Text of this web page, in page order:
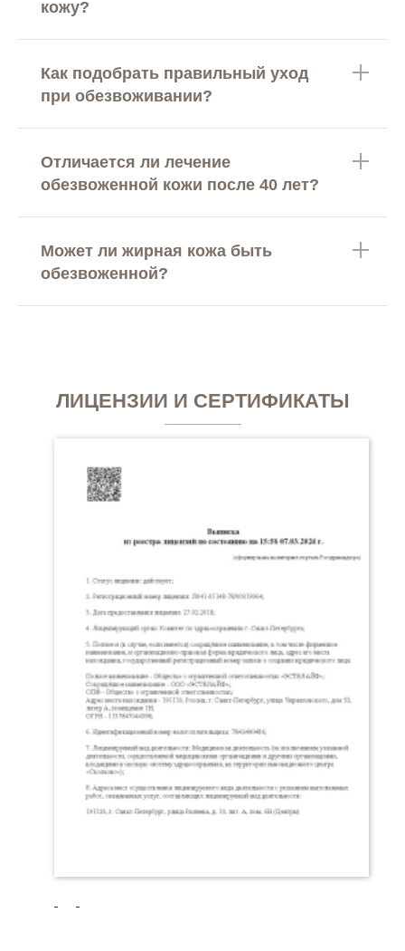
кожу?
Как подобрать правильный уход
при обезвоживании?
Отличается ли лечение
обезвоженной кожи после 40 лет?
Может ли жирная кожа быть
обезвоженной?
ЛИЦЕНЗИИ И СЕРТИФИКАТЫ